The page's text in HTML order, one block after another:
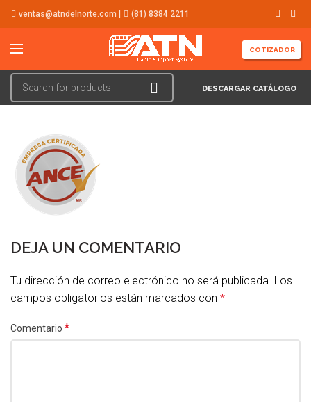
ventas@atndelnorte.com | (81) 8384 2211
COTIZADOR
DESCARGAR CATÁLOGO
DEJA UN COMENTARIO
Tu dirección de correo electrónico no será publicada. Los
campos obligatorios están marcados con *
Comentario *